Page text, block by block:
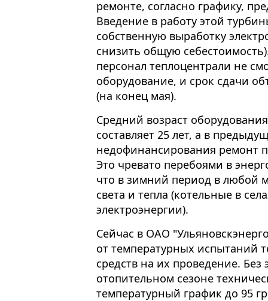
ремонте, согласно графику,
Введение в работу этой
собственную выработку
снизить общую
персонал теплоцентрали не
оборудование, и срок сдачи
(на конец мая).
Средний возраст
составляет 25 лет, а в
недофинансирования ремонт
Это чревато перебоями в
что в зимний период в любой
света и тепла (котельные в
электроэнергии).
Сейчас в ОАО
от температурных испытаний
средств на их проведение.
отопительном сезоне
температурный график до 95